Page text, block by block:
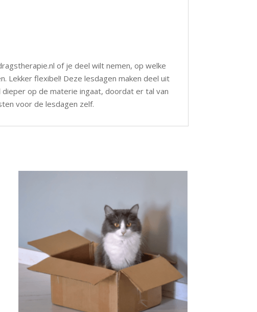
of je deel wilt nemen, op welke
Lekker flexibel! Deze lesdagen maken deel uit
op de materie ingaat, doordat er tal van
voor de lesdagen zelf.